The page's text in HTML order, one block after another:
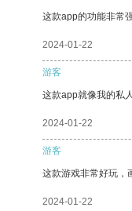
这款app的功能非常
2024-01-22
游客
这款app就像我的私
2024-01-22
游客
这款游戏非常好玩，
2024-01-22